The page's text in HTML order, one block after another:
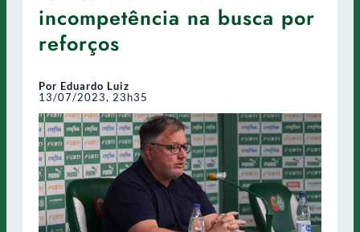
incompetência na busca por
reforços
Por Eduardo Luiz
13/07/2023, 23h35